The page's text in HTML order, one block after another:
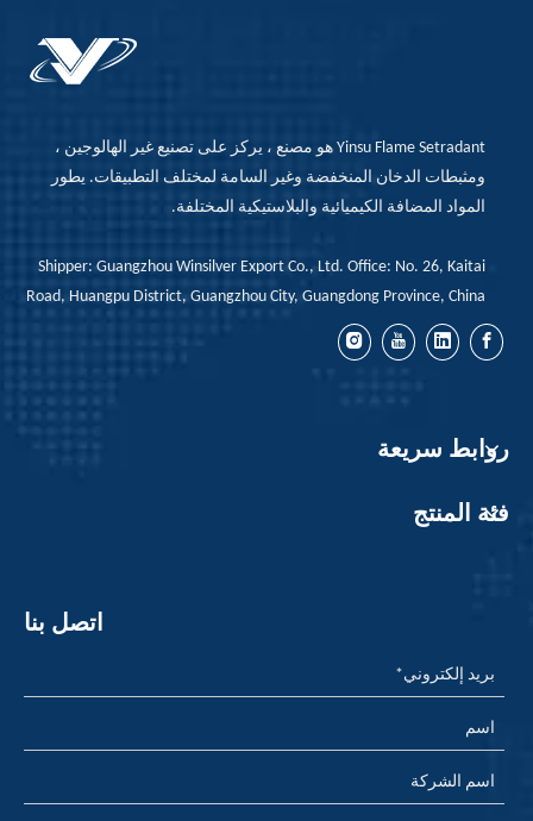
Yinsu Flame Setradant هو مصنع ، يركز على تصنيع غير الهالوجين ،
ومثبطات الدخان المنخفضة وغير السامة لمختلف التطبيقات. يطور
المواد المضافة الكيميائية والبلاستيكية المختلفة.
Shipper: Guangzhou Winsilver Export Co., Ltd. Office: No. 26, Kaitai
Road, Huangpu District, Guangzhou City, Guangdong Province, China
روابط سريعة
فئة المنتج
اتصل بنا